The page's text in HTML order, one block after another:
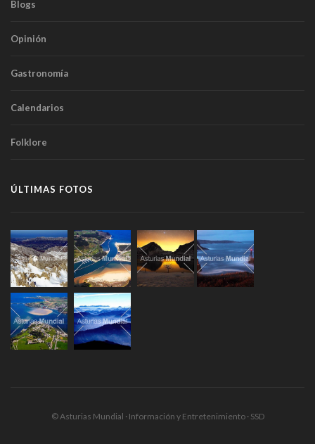
Blogs
Opinión
Gastronomía
Calendarios
Folklore
ÚLTIMAS FOTOS
© Asturias Mundial · Información y Entretenimiento · SSD